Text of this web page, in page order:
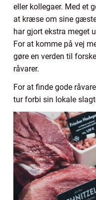
eller kollegaer. Med et
at kræse om sine
har gjort ekstra meget
For at komme på vej
gøre en verden til
råvarer.
For at finde gode
tur forbi sin lokale